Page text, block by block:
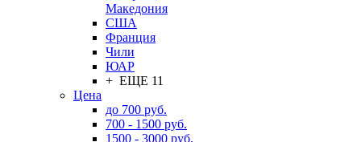
Македония
США
Франция
Чили
ЮАР
+ ЕЩЕ 11
Цена
до 700 руб.
700 - 1500 руб.
1500 - 3000 руб.